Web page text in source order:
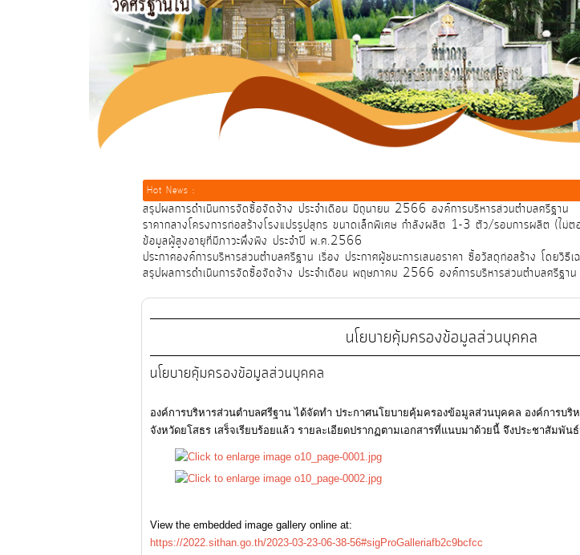
Hot News :
สรุปผลการดำเนินการจัดซื้อจัดจ้าง ประจำเดือน มิถุนายน 2566 องค์การบริหารส่วนตำบลศรีฐาน
ราคากลางโครงการก่อสร้างโรงแปรรูปสุกร ขนาดเล็กพิเศษ กำลังผลิต 1-3 ตัว/รอบการผลิต (ไม่
ข้อมูลผู้สูงอายุที่มีภาวะพึ่งพิง ประจำปี พ.ศ.2566
ประกาศองค์การบริหารส่วนตำบลศรีฐาน เรื่อง ประกาศผู้ชนะการเสนอราคา ซื้อวัสดุก่อสร้าง โดยวิธีเฉ
สรุปผลการดำเนินการจัดซื้อจัดจ้าง ประจำเดือน พฤษภาคม 2566 องค์การบริหารส่วนตำบลศรีฐาน
นโยบายคุ้มครองข้อมูลส่วนบุคคล
นโยบายคุ้มครองข้อมูลส่วนบุคคล
องค์การบริหารส่วนตำบลศรีฐาน ได้จัดทำ ประกาศนโยบายคุ้มครองข้อมูลส่วนบุคคล องค์การบริ
จังหวัดยโสธร เสร็จเรียบร้อยแล้ว รายละเอียดปรากฏตามเอกสารที่แนบมาด้วยนี้ จึงประชาสัมพัน
View the embedded image gallery online at:
https://2022.sithan.go.th/2023-03-23-06-38-56#sigProGalleriafb2c9bcfcc